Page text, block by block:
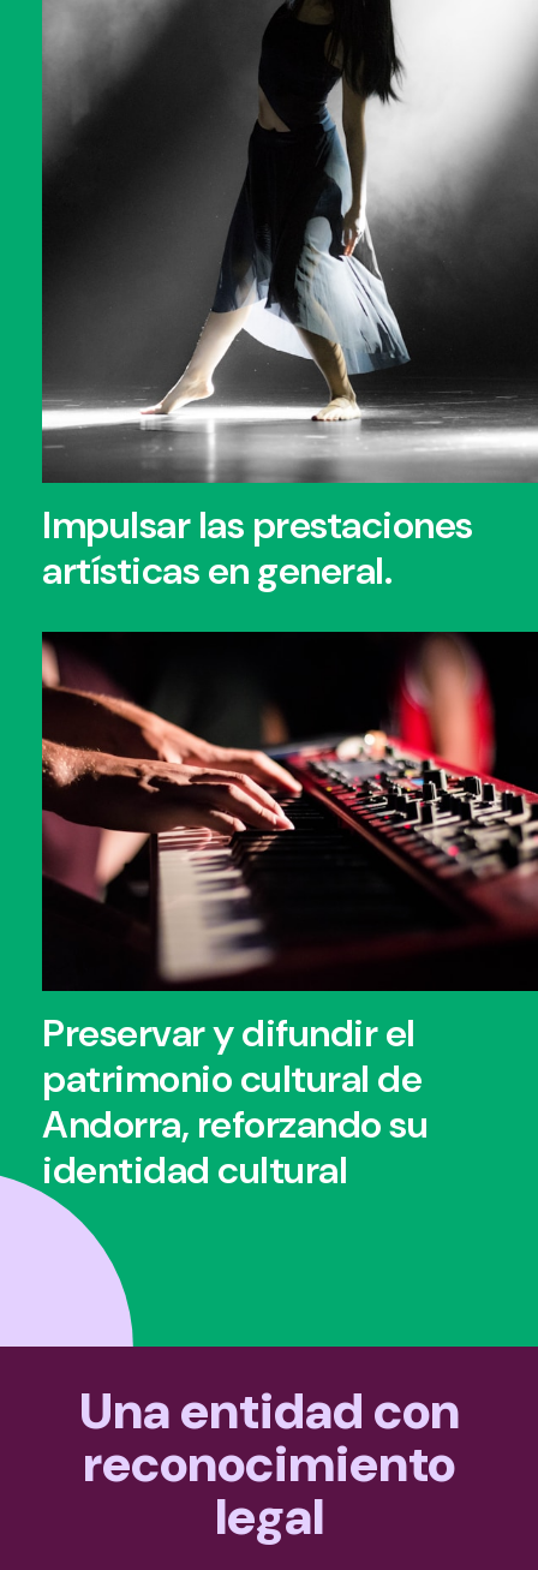
Impulsar las prestaciones
artísticas en general.
Preservar y difundir el
patrimonio cultural de
Andorra, reforzando su
identidad cultural
Una entidad con
reconocimiento
legal